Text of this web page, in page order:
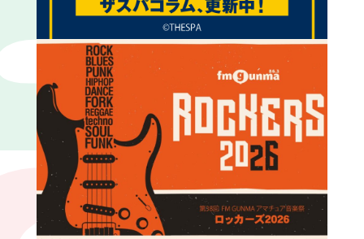
29:00
安達祐人
すがちゃん最高No.1（ぱーてぃーちゃ
ん）
パパラピーズ
あいさエレガント人生
栗田航兵（OCTPATH）